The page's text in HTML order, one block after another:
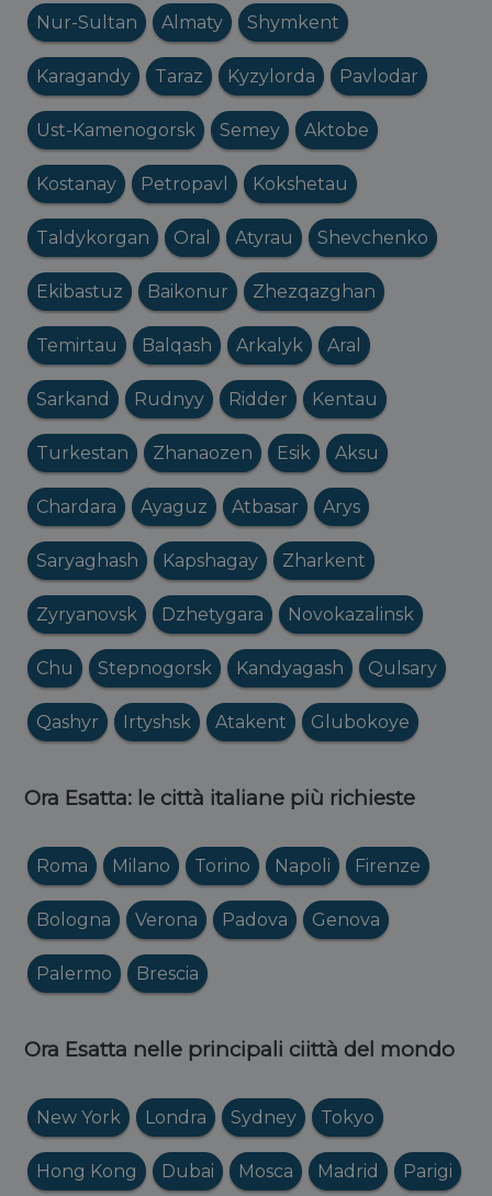
Nur-Sultan Almaty Shymkent
Karagandy Taraz Kyzylorda Pavlodar
Ust-Kamenogorsk Semey Aktobe
Kostanay Petropavl Kokshetau
Taldykorgan Oral Atyrau Shevchenko
Ekibastuz Baikonur Zhezqazghan
Temirtau Balqash Arkalyk Aral
Sarkand Rudnyy Ridder Kentau
Turkestan Zhanaozen Esik Aksu
Chardara Ayaguz Atbasar Arys
Saryaghash Kapshagay Zharkent
Zyryanovsk Dzhetygara Novokazalinsk
Chu Stepnogorsk Kandyagash Qulsary
Qashyr Irtyshsk Atakent Glubokoye
Ora Esatta: le città italiane più richieste
Roma Milano Torino Napoli Firenze
Bologna Verona Padova Genova
Palermo Brescia
Ora Esatta nelle principali ciittà del mondo
New York Londra Sydney Tokyo
Hong Kong Dubai Mosca Madrid Parigi